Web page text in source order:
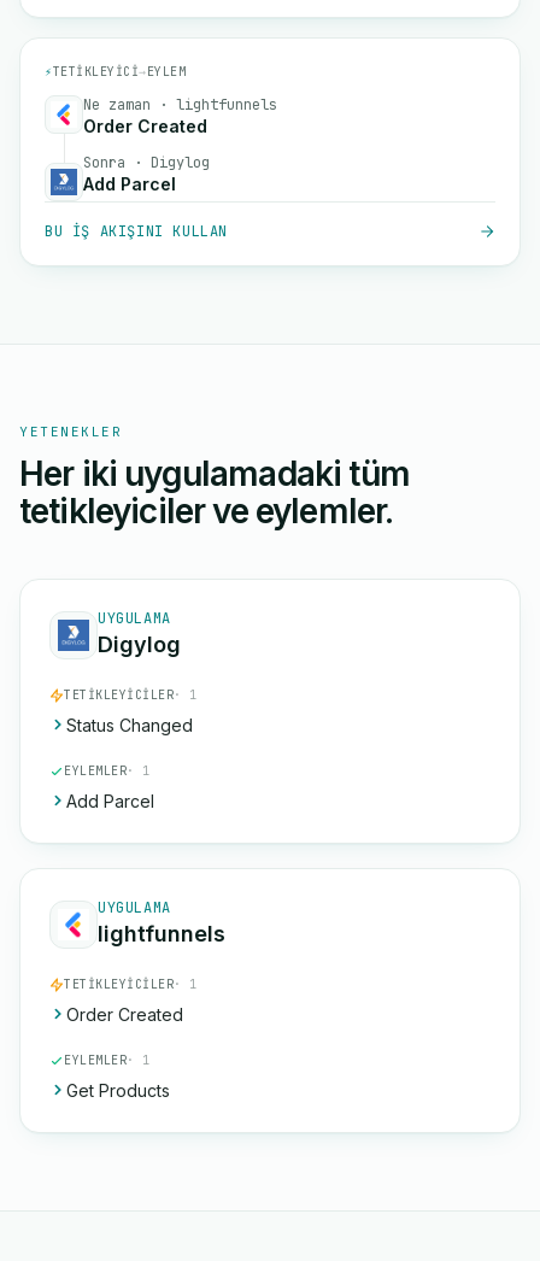
⚡TETIKLEYICI→EYLEM
Ne zaman · lightfunnels
Order Created
Sonra · Digylog
Add Parcel
BU IŞ AKIŞINI KULLAN
YETENEKLER
Her iki uygulamadaki tüm
tetikleyiciler ve eylemler.
UYGULAMA
Digylog
TETIKLEYICILER· 1
Status Changed
EYLEMLER· 1
Add Parcel
UYGULAMA
lightfunnels
TETIKLEYICILER· 1
Order Created
EYLEMLER· 1
Get Products